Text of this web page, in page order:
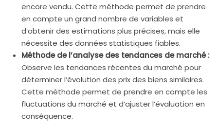
encore vendu. Cette méthode permet de prendre
en compte un grand nombre de variables et
d’obtenir des estimations plus précises, mais elle
nécessite des données statistiques fiables.
Méthode de l’analyse des tendances de marché :
Observe les tendances récentes du marché pour
déterminer l’évolution des prix des biens similaires.
Cette méthode permet de prendre en compte les
fluctuations du marché et d’ajuster l’évaluation en
conséquence.